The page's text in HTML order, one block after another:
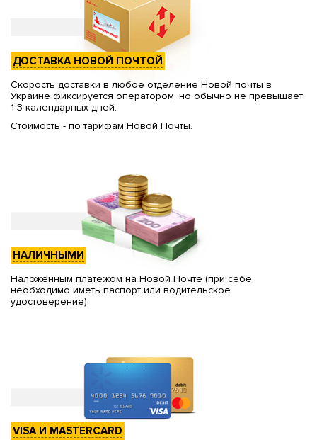
ДОСТАВКА НОВОЙ ПОЧТОЙ
Скорость доставки в любое отделение Новой почты в
Украине фиксируется оператором, но обычно не превышает
1-3 календарных дней.
Стоимость - по тарифам Новой Почты.
НАЛИЧНЫМИ
Наложенным платежом на Новой Почте (при себе
необходимо иметь паспорт или водительское
удостоверение)
VISA И MASTERCARD